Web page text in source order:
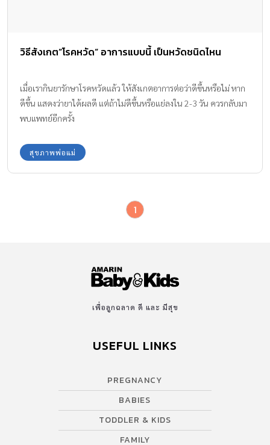
วิธีสังเกต“โรคหวัด“ อาการแบบนี้ เป็นหวัดชนิดไหน
เมื่อเรากินยารักษาโรคหวัดแล้ว ให้สังเกตอาการต่อว่าดีขึ้นหรือไม่ หาก
ดีขึ้น แสดงว่ายาได้ผลดี แต่ถ้าไม่ดีขึ้นหรือแย่ลงใน 2-3 วัน ควรกลับมา
พบแพทย์อีกครั้ง
สุขภาพพ่อแม่
1
เพื่อลูกฉลาด ดี และ มีสุข
USEFUL LINKS
PREGNANCY
BABIES
TODDLER & KIDS
FAMILY